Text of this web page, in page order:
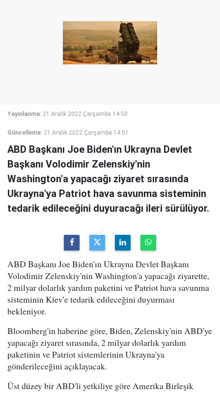
Yayınlanma: 21 Aralık 2022 Çarşamba 14:50
Güncelleme: 21 Aralık 2022 Çarşamba 14:51
ABD Başkanı Joe Biden'ın Ukrayna Devlet
Başkanı Volodimir Zelenskiy'nin
Washington'a yapacağı ziyaret sırasında
Ukrayna'ya Patriot hava savunma sisteminin
tedarik edileceğini duyuracağı ileri sürülüyor.
ABD Başkanı Joe Biden'ın Ukrayna Devlet Başkanı
Volodimir Zelenskiy'nin Washington'a yapacağı ziyarette,
2 milyar dolarlık yardım paketini ve Patriot hava savunma
sisteminin Kiev'e tedarik edileceğini duyurması
bekleniyor.
Bloomberg'in haberine göre, Biden, Zelenskiy'nin ABD'ye
yapacağı ziyaret sırasında, 2 milyar dolarlık yardım
paketinin ve Patriot sistemlerinin Ukrayna'ya
gönderileceğini açıklayacak.
Üst düzey bir ABD'li yetkiliye göre Amerika Birleşik